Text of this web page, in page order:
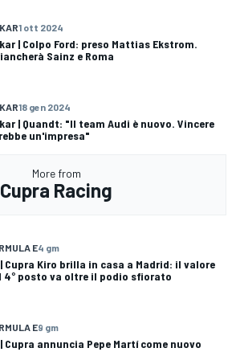
1 ott 2024
| Colpo Ford: preso Mattias Ekstrom.
Sainz e Roma
18 gen 2024
| Quandt: "Il team Audi è nuovo. Vincere
un'impresa"
More from
Cupra Racing
E4 gm
| Cupra Kiro brilla in casa a Madrid: il valore
4° posto va oltre il podio sfiorato
E9 gm
| Cupra annuncia Pepe Martí come nuovo